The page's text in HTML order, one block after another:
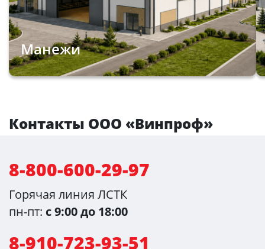
Манежи
Контакты ООО «Винпроф»
8-800-600-29-97
Горячая линия ЛСТК
пн-пт: с 9:00 до 18:00
8-910-723-93-51